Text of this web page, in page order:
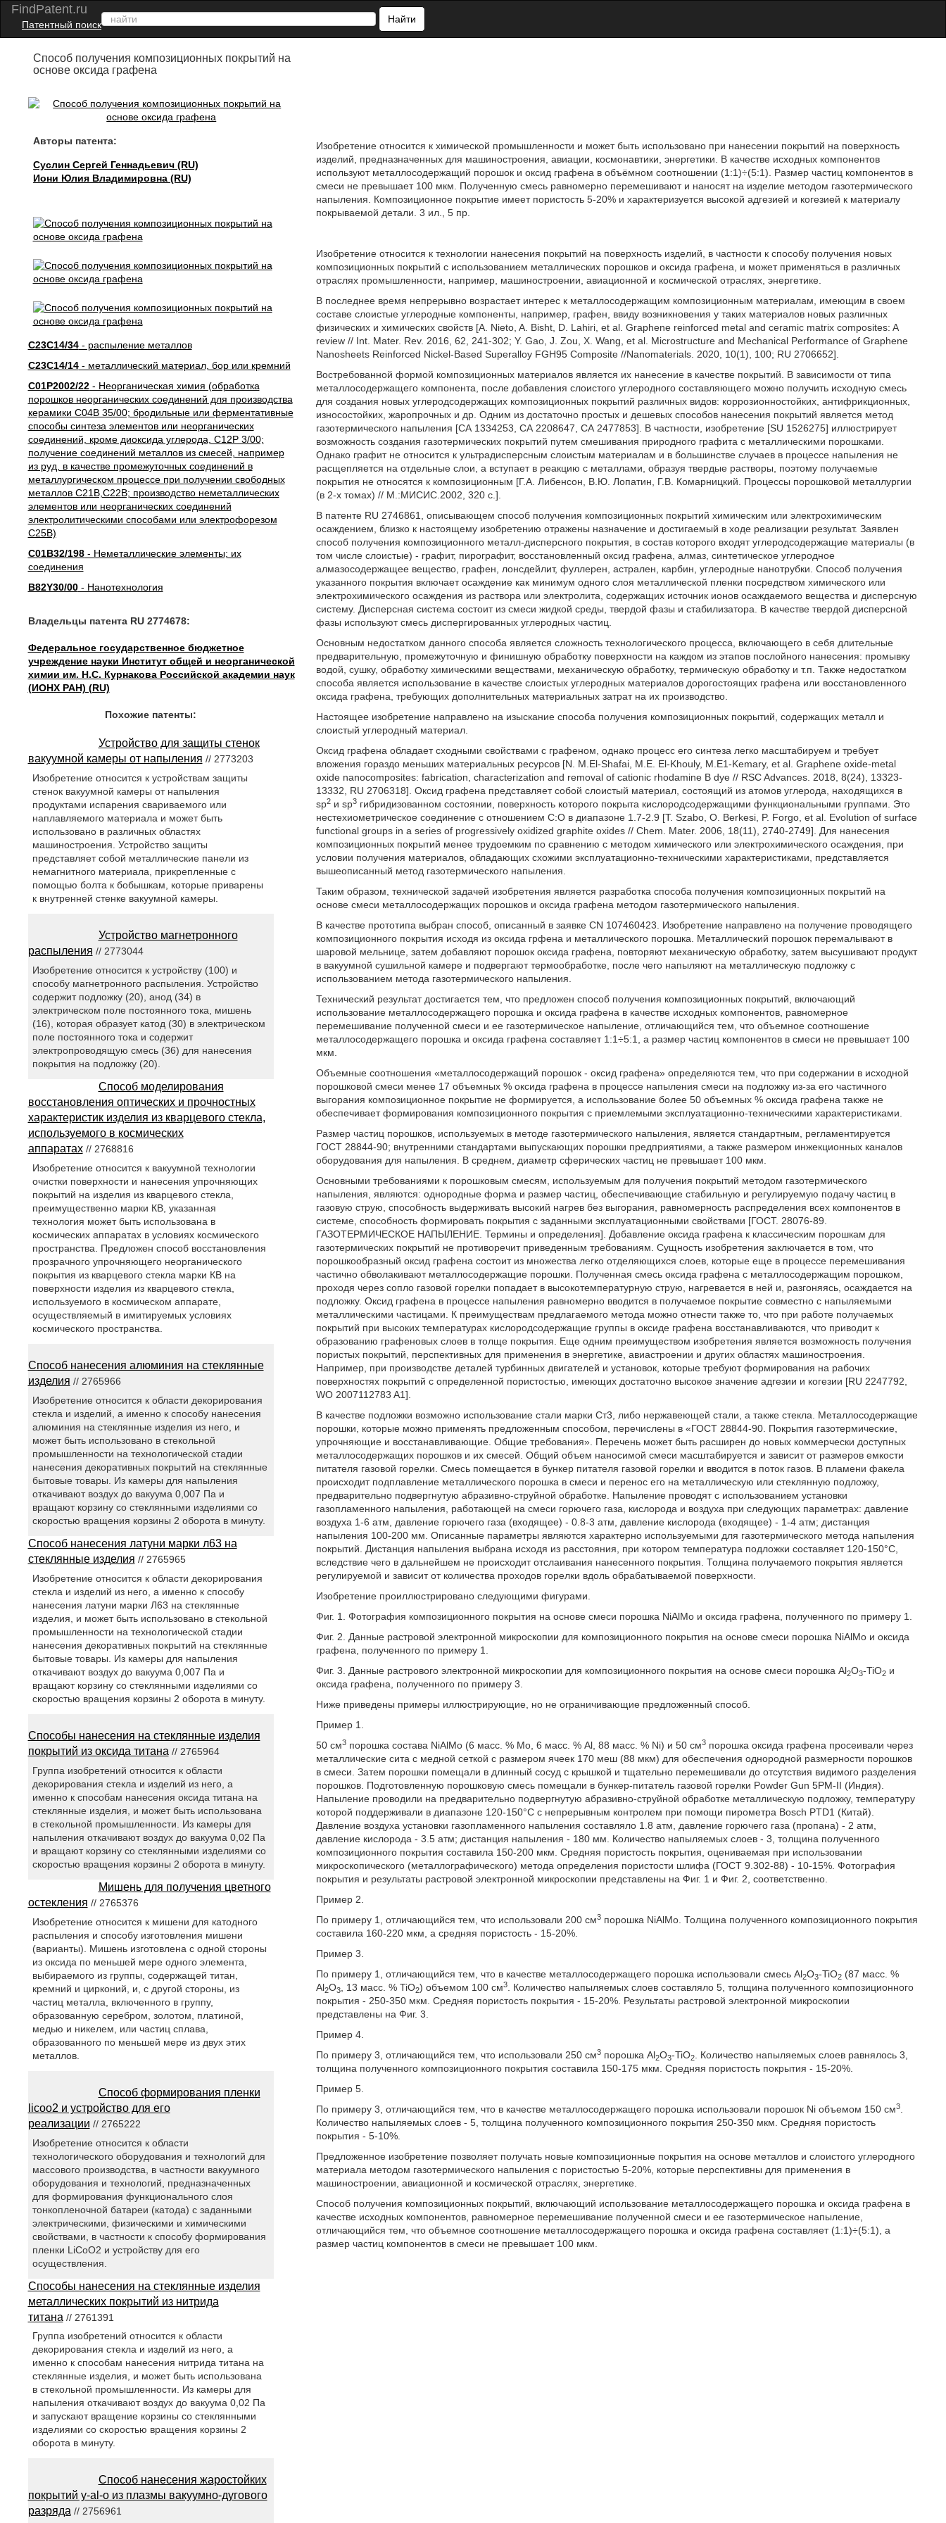
FindPatent.ru
Патентный поиск
Найти
Способ получения композиционных покрытий на
основе оксида графена
Авторы патента:
Суслин Сергей Геннадьевич (RU)
Иони Юлия Владимировна (RU)
C23C14/34- распыление металлов
C23C14/14- металлический материал, бор или кремний
C01P2002/22- Неорганическая химия (обработка
порошков неорганических соединений для производства
керамики C04B 35/00; бродильные или ферментативные
способы синтеза элементов или неорганических
соединений, кроме диоксида углерода, C12P 3/00;
получение соединений металлов из смесей, например
из руд, в качестве промежуточных соединений в
металлургическом процессе при получении свободных
металлов C21B,C22B; производство неметаллических
элементов или неорганических соединений
электролитическими способами или электрофорезом
C25B)
C01B32/198- Неметаллические элементы; их
соединения
B82Y30/00- Нанотехнология
Владельцы патента RU 2774678:
Федеральное государственное бюджетное
учреждение науки Институт общей и неорганической
химии им. Н.С. Курнакова Российской академии наук
(ИОНХ РАН) (RU)
Изобретение относится к химической промышленности и может быть использовано при нанесении покрытий на поверхность
изделий, предназначенных для машиностроения, авиации, космонавтики, энергетики. В качестве исходных компонентов
используют металлосодержащий порошок и оксид графена в объёмном соотношении (1:1)÷(5:1). Размер частиц компонентов в
смеси не превышает 100 мкм. Полученную смесь равномерно перемешивают и наносят на изделие методом газотермического
напыления. Композиционное покрытие имеет пористость 5-20% и характеризуется высокой адгезией и когезией к материалу
покрываемой детали. 3 ил., 5 пр.
Изобретение относится к технологии нанесения покрытий на поверхность изделий, в частности к способу получения новых
композиционных покрытий с использованием металлических порошков и оксида графена, и может применяться в различных
отраслях промышленности, например, машиностроении, авиационной и космической отраслях, энергетике.
В последнее время непрерывно возрастает интерес к металлосодержащим композиционным материалам, имеющим в своем
составе слоистые углеродные компоненты, например, графен, ввиду возникновения у таких материалов новых различных
физических и химических свойств [A. Nieto, A. Bisht, D. Lahiri, et al. Graphene reinforced metal and ceramic matrix composites: A
review // Int. Mater. Rev. 2016, 62, 241-302; Y. Gao, J. Zou, X. Wang, et al. Microstructure and Mechanical Performance of Graphene
Nanosheets Reinforced Nickel-Based Superalloy FGH95 Composite //Nanomaterials. 2020, 10(1), 100; RU 2706652].
Востребованной формой композиционных материалов является их нанесение в качестве покрытий. В зависимости от типа
металлосодержащего компонента, после добавления слоистого углеродного составляющего можно получить исходную смесь
для создания новых углеродсодержащих композиционных покрытий различных видов: коррозионностойких, антифрикционных,
износостойких, жаропрочных и др. Одним из достаточно простых и дешевых способов нанесения покрытий является метод
газотермического напыления [СА 1334253, СА 2208647, СА 2477853]. В частности, изобретение [SU 1526275] иллюстрирует
возможность создания газотермических покрытий путем смешивания природного графита с металлическими порошками.
Однако графит не относится к ультрадисперсным слоистым материалам и в большинстве случаев в процессе напыления не
расщепляется на отдельные слои, а вступает в реакцию с металлами, образуя твердые растворы, поэтому получаемые
покрытия не относятся к композиционным [Г.А. Либенсон, В.Ю. Лопатин, Г.В. Комарницкий. Процессы порошковой металлургии
(в 2-х томах) // М.:МИСИС.2002, 320 с.].
В патенте RU 2746861, описывающем способ получения композиционных покрытий химическим или электрохимическим
осаждением, близко к настоящему изобретению отражены назначение и достигаемый в ходе реализации результат. Заявлен
способ получения композиционного металл-дисперсного покрытия, в состав которого входят углеродсодержащие материалы (в
том числе слоистые) - графит, пирографит, восстановленный оксид графена, алмаз, синтетическое углеродное
алмазосодержащее вещество, графен, лонсдейлит, фуллерен, астрален, карбин, углеродные нанотрубки. Способ получения
указанного покрытия включает осаждение как минимум одного слоя металлической пленки посредством химического или
электрохимического осаждения из раствора или электролита, содержащих источник ионов осаждаемого вещества и дисперсную
систему. Дисперсная система состоит из смеси жидкой среды, твердой фазы и стабилизатора. В качестве твердой дисперсной
фазы используют смесь диспергированных углеродных частиц.
Основным недостатком данного способа является сложность технологического процесса, включающего в себя длительные
предварительную, промежуточную и финишную обработку поверхности на каждом из этапов послойного нанесения: промывку
водой, сушку, обработку химическими веществами, механическую обработку, термическую обработку и т.п. Также недостатком
способа является использование в качестве слоистых углеродных материалов дорогостоящих графена или восстановленного
оксида графена, требующих дополнительных материальных затрат на их производство.
Настоящее изобретение направлено на изыскание способа получения композиционных покрытий, содержащих металл и
слоистый углеродный материал.
Оксид графена обладает сходными свойствами с графеном, однако процесс его синтеза легко масштабируем и требует
вложения гораздо меньших материальных ресурсов [N. M.El-Shafai, М.Е. El-Khouly, М.Е1-Kemary, et al. Graphene oxide-metal
oxide nanocomposites: fabrication, characterization and removal of cationic rhodamine В dye // RSC Advances. 2018, 8(24), 13323-
13332, RU 2706318]. Оксид графена представляет собой слоистый материал, состоящий из атомов углерода, находящихся в
sp2 и sp3 гибридизованном состоянии, поверхность которого покрыта кислородсодержащими функциональными группами. Это
нестехиометрическое соединение с отношением С:O в диапазоне 1.7-2.9 [Т. Szabo, О. Berkesi, P. Forgo, et al. Evolution of surface
functional groups in a series of progressively oxidized graphite oxides // Chem. Mater. 2006, 18(11), 2740-2749]. Для нанесения
композиционных покрытий менее трудоемким по сравнению с методом химического или электрохимического осаждения, при
условии получения материалов, обладающих схожими эксплуатационно-техническими характеристиками, представляется
вышеописанный метод газотермического напыления.
Таким образом, технической задачей изобретения является разработка способа получения композиционных покрытий на
основе смеси металлосодержащих порошков и оксида графена методом газотермического напыления.
В качестве прототипа выбран способ, описанный в заявке CN 107460423. Изобретение направлено на получение проводящего
композиционного покрытия исходя из оксида грфена и металлического порошка. Металлический порошок перемалывают в
шаровой мельнице, затем добавляют порошок оксида графена, повторяют механическую обработку, затем высушивают продукт
в вакуумной сушильной камере и подвергают термообработке, после чего напыляют на металлическую подложку с
использованием метода газотермического напыления.
Технический результат достигается тем, что предложен способ получения композиционных покрытий, включающий
использование металлосодержащего порошка и оксида графена в качестве исходных компонентов, равномерное
перемешивание полученной смеси и ее газотермическое напыление, отличающийся тем, что объемное соотношение
металлосодержащего порошка и оксида графена составляет 1:1÷5:1, а размер частиц компонентов в смеси не превышает 100
мкм.
Объемные соотношения «металлосодержащий порошок - оксид графена» определяются тем, что при содержании в исходной
порошковой смеси менее 17 объемных % оксида графена в процессе напыления смеси на подложку из-за его частичного
выгорания композиционное покрытие не формируется, а использование более 50 объемных % оксида графена также не
обеспечивает формирования композиционного покрытия с приемлемыми эксплуатационно-техническими характеристиками.
Размер частиц порошков, используемых в методе газотермического напыления, является стандартным, регламентируется
ГОСТ 28844-90; внутренними стандартами выпускающих порошки предприятиями, а также размером инжекционных каналов
оборудования для напыления. В среднем, диаметр сферических частиц не превышает 100 мкм.
Основными требованиями к порошковым смесям, используемым для получения покрытий методом газотермического
напыления, являются: однородные форма и размер частиц, обеспечивающие стабильную и регулируемую подачу частиц в
газовую струю, способность выдерживать высокий нагрев без выгорания, равномерность распределения всех компонентов в
системе, способность формировать покрытия с заданными эксплуатационными свойствами [ГОСТ. 28076-89.
ГАЗОТЕРМИЧЕСКОЕ НАПЫЛЕНИЕ. Термины и определения]. Добавление оксида графена к классическим порошкам для
газотермических покрытий не противоречит приведенным требованиям. Сущность изобретения заключается в том, что
порошкообразный оксид графена состоит из множества легко отделяющихся слоев, которые еще в процессе перемешивания
частично обволакивают металлосодержащие порошки. Полученная смесь оксида графена с металлосодержащим порошком,
проходя через сопло газовой горелки попадает в высокотемпературную струю, нагревается в ней и, разгоняясь, осаждается на
подложку. Оксид графена в процессе напыления равномерно вводится в получаемое покрытие совместно с напыляемыми
металлическими частицами. К преимуществам предлагаемого метода можно отнести также то, что при работе получаемых
покрытий при высоких температурах кислородсодержащие группы в оксиде графена восстанавливаются, что приводит к
образованию графеновых слоев в толще покрытия. Еще одним преимуществом изобретения является возможность получения
пористых покрытий, перспективных для применения в энергетике, авиастроении и других областях машиностроения.
Например, при производстве деталей турбинных двигателей и установок, которые требуют формирования на рабочих
поверхностях покрытий с определенной пористостью, имеющих достаточно высокое значение адгезии и когезии [RU 2247792,
WO 2007112783 A1].
В качестве подложки возможно использование стали марки Ст3, либо нержавеющей стали, а также стекла. Металлосодержащие
порошки, которые можно применять предложенным способом, перечислены в «ГОСТ 28844-90. Покрытия газотермические,
упрочняющие и восстанавливающие. Общие требования». Перечень может быть расширен до новых коммерчески доступных
металлосодержащих порошков и их смесей. Общий объем наносимой смеси масштабируется и зависит от размеров емкости
питателя газовой горелки. Смесь помещается в бункер питателя газовой горелки и вводится в поток газов. В пламени факела
происходит подплавление металлического порошка в смеси и перенос его на металлическую или стеклянную подложку,
предварительно подвергнутую абразивно-струйной обработке. Напыление проводят с использованием установки
газопламенного напыления, работающей на смеси горючего газа, кислорода и воздуха при следующих параметрах: давление
воздуха 1-6 атм, давление горючего газа (входящее) - 0.8-3 атм, давление кислорода (входящее) - 1-4 атм; дистанция
напыления 100-200 мм. Описанные параметры являются характерно используемыми для газотермического метода напыления
покрытий. Дистанция напыления выбрана исходя из расстояния, при котором температура подложки составляет 120-150°С,
вследствие чего в дальнейшем не происходит отслаивания нанесенного покрытия. Толщина получаемого покрытия является
регулируемой и зависит от количества проходов горелки вдоль обрабатываемой поверхности.
Изобретение проиллюстрировано следующими фигурами.
Фиг. 1. Фотография композиционного покрытия на основе смеси порошка NiAlMo и оксида графена, полученного по примеру 1.
Фиг. 2. Данные растровой электронной микроскопии для композиционного покрытия на основе смеси порошка NiAlMo и оксида
графена, полученного по примеру 1.
Фиг. 3. Данные растрового электронной микроскопии для композиционного покрытия на основе смеси порошка Al2O3-TiO2 и
оксида графена, полученного по примеру 3.
Ниже приведены примеры иллюстрирующие, но не ограничивающие предложенный способ.
Пример 1.
50 см3 порошка состава NiAlMo (6 масс. % Мо, 6 масс. % Al, 88 масс. % Ni) и 50 см3 порошка оксида графена просеивали через
металлические сита с медной сеткой с размером ячеек 170 меш (88 мкм) для обеспечения однородной размерности порошков
в смеси. Затем порошки помещали в длинный сосуд с крышкой и тщательно перемешивали до отсутствия видимого разделения
порошков. Подготовленную порошковую смесь помещали в бункер-питатель газовой горелки Powder Gun 5PM-II (Индия).
Напыление проводили на предварительно подвергнутую абразивно-струйной обработке металлическую подложку, температуру
которой поддерживали в диапазоне 120-150°С с непрерывным контролем при помощи пирометра Bosch PTD1 (Китай).
Давление воздуха установки газопламенного напыления составляло 1.8 атм, давление горючего газа (пропана) - 2 атм,
давление кислорода - 3.5 атм; дистанция напыления - 180 мм. Количество напыляемых слоев - 3, толщина полученного
композиционного покрытия составила 150-200 мкм. Средняя пористость покрытия, оцениваемая при использовании
микроскопического (металлографического) метода определения пористости шлифа (ГОСТ 9.302-88) - 10-15%. Фотография
покрытия и результаты растровой электронной микроскопии представлены на Фиг. 1 и Фиг. 2, соответственно.
Пример 2.
По примеру 1, отличающийся тем, что использовали 200 см3 порошка NiAlMo. Толщина полученного композиционного покрытия
составила 160-220 мкм, а средняя пористость - 15-20%.
Пример 3.
По примеру 1, отличающийся тем, что в качестве металлосодержащего порошка использовали смесь Al2O3-TiO2 (87 масс. %
Al2O3 , 13 масс. % TiO2) объемом 100 см3
. Количество напыляемых слоев составляло 5, толщина полученного композиционного
покрытия - 250-350 мкм. Средняя пористость покрытия - 15-20%. Результаты растровой электронной микроскопии
представлены на Фиг. 3.
Пример 4.
По примеру 3, отличающийся тем, что использовали 250 см3 порошка Al2O3-TiO2
. Количество напыляемых слоев равнялось 3,
толщина полученного композиционного покрытия составила 150-175 мкм. Средняя пористость покрытия - 15-20%.
Пример 5.
По примеру 3, отличающийся тем, что в качестве металлосодержащего порошка использовали порошок Ni объемом 150 см3
Количество напыляемых слоев - 5, толщина полученного композиционного покрытия 250-350 мкм. Средняя пористость
покрытия - 5-10%.
Предложенное изобретение позволяет получать новые композиционные покрытия на основе металлов и слоистого углеродного
материала методом газотермического напыления с пористостью 5-20%, которые перспективны для применения в
машиностроении, авиационной и космической отраслях, энергетике.
Способ получения композиционных покрытий, включающий использование металлосодержащего порошка и оксида графена в
качестве исходных компонентов, равномерное перемешивание полученной смеси и ее газотермическое напыление,
отличающийся тем, что объемное соотношение металлосодержащего порошка и оксида графена составляет (1:1)÷(5:1), а
размер частиц компонентов в смеси не превышает 100 мкм.
Похожие патенты:
Устройство для защиты стенок
вакуумной камеры от напыления // 2773203
Изобретение относится к устройствам защиты
стенок вакуумной камеры от напыления
продуктами испарения свариваемого или
наплавляемого материала и может быть
использовано в различных областях
машиностроения. Устройство защиты
представляет собой металлические панели из
немагнитного материала, прикрепленные с
помощью болта к бобышкам, которые приварены
к внутренней стенке вакуумной камеры.
Устройство магнетронного
распыления // 2773044
Изобретение относится к устройству (100) и
способу магнетронного распыления. Устройство
содержит подложку (20), анод (34) в
электрическом поле постоянного тока, мишень
(16), которая образует катод (30) в электрическом
поле постоянного тока и содержит
электропроводящую смесь (36) для нанесения
покрытия на подложку (20).
Способ моделирования
восстановления оптических и прочностных
характеристик изделия из кварцевого стекла,
используемого в космических
аппаратах// 2768816
Изобретение относится к вакуумной технологии
очистки поверхности и нанесения упрочняющих
покрытий на изделия из кварцевого стекла,
преимущественно марки КВ, указанная
технология может быть использована в
космических аппаратах в условиях космического
пространства. Предложен способ восстановления
прозрачного упрочняющего неорганического
покрытия из кварцевого стекла марки КВ на
поверхности изделия из кварцевого стекла,
используемого в космическом аппарате,
осуществляемый в имитируемых условиях
космического пространства.
Способ нанесения алюминия на стеклянные
изделия // 2765966
Изобретение относится к области декорирования
стекла и изделий, а именно к способу нанесения
алюминия на стеклянные изделия из него, и
может быть использовано в стекольной
промышленности на технологической стадии
нанесения декоративных покрытий на стеклянные
бытовые товары. Из камеры для напыления
откачивают воздух до вакуума 0,007 Па и
вращают корзину со стеклянными изделиями со
скоростью вращения корзины 2 оборота в минуту.
Способ нанесения латуни марки л63 на
стеклянные изделия // 2765965
Изобретение относится к области декорирования
стекла и изделий из него, а именно к способу
нанесения латуни марки Л63 на стеклянные
изделия, и может быть использовано в стекольной
промышленности на технологической стадии
нанесения декоративных покрытий на стеклянные
бытовые товары. Из камеры для напыления
откачивают воздух до вакуума 0,007 Па и
вращают корзину со стеклянными изделиями со
скоростью вращения корзины 2 оборота в минуту.
Способы нанесения на стеклянные изделия
покрытий из оксида титана // 2765964
Группа изобретений относится к области
декорирования стекла и изделий из него, а
именно к способам нанесения оксида титана на
стеклянные изделия, и может быть использована
в стекольной промышленности. Из камеры для
напыления откачивают воздух до вакуума 0,02 Па
и вращают корзину со стеклянными изделиями со
скоростью вращения корзины 2 оборота в минуту.
Мишень для получения цветного
остекления // 2765376
Изобретение относится к мишени для катодного
распыления и способу изготовления мишени
(варианты). Мишень изготовлена с одной стороны
из оксида по меньшей мере одного элемента,
выбираемого из группы, содержащей титан,
кремний и цирконий, и, с другой стороны, из
частиц металла, включенного в группу,
образованную серебром, золотом, платиной,
медью и никелем, или частиц сплава,
образованного по меньшей мере из двух этих
металлов.
Способ формирования пленки
licoo2 и устройство для его
реализации // 2765222
Изобретение относится к области
технологического оборудования и технологий для
массового производства, в частности вакуумного
оборудования и технологий, предназначенных
для формирования функционального слоя
тонкопленочной батареи (катода) с заданными
электрическими, физическими и химическими
свойствами, в частности к способу формирования
пленки LiCoO2 и устройству для его
осуществления.
Способы нанесения на стеклянные изделия
металлических покрытий из нитрида
титана // 2761391
Группа изобретений относится к области
декорирования стекла и изделий из него, а
именно к способам нанесения нитрида титана на
стеклянные изделия, и может быть использована
в стекольной промышленности. Из камеры для
напыления откачивают воздух до вакуума 0,02 Па
и запускают вращение корзины со стеклянными
изделиями со скоростью вращения корзины 2
оборота в минуту.
Способ нанесения жаростойких
покрытий y-al-o из плазмы вакуумно-дугового
разряда// 2756961